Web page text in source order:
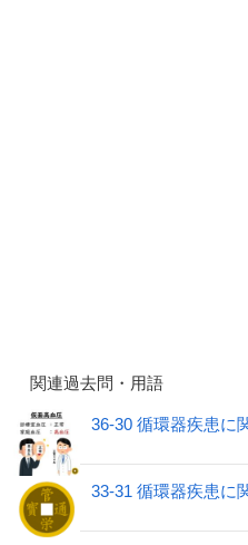
関連過去問・用語
36-30 循環器疾患に
33-31 循環器疾患に